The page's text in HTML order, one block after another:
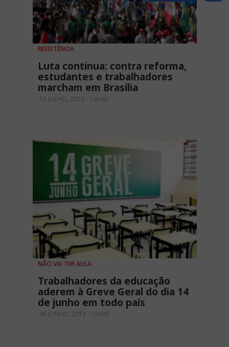
RESISTÊNCIA
Luta continua: contra reforma,
estudantes e trabalhadores
marcham em Brasília
12 JULHO, 2019 - 16H42
NÃO VAI TER AULA
Trabalhadores da educação
aderem à Greve Geral do dia 14
de junho em todo país
06 JUNHO, 2019 - 12H42